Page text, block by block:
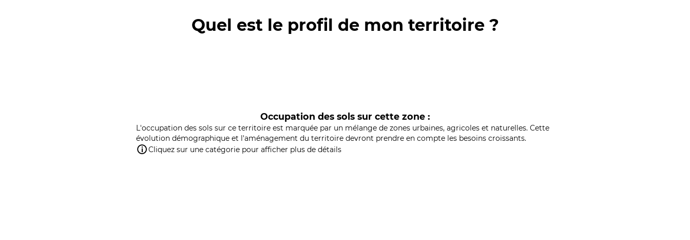
Quel est le profil de mon territoire ?
Occupation des sols sur cette zone :
L'occupation des sols sur ce territoire est marquée par un mélange de zones urbaines, agricoles et naturelles. Cette
évolution démographique et l'aménagement du territoire devront prendre en compte les besoins croissants.
Cliquez sur une catégorie pour afficher plus de détails